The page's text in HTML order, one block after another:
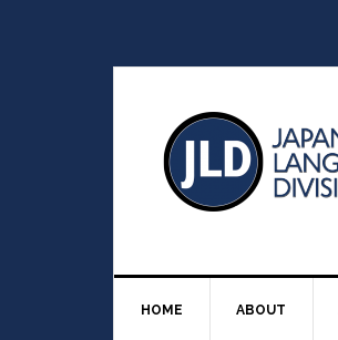
HOME ABOUT